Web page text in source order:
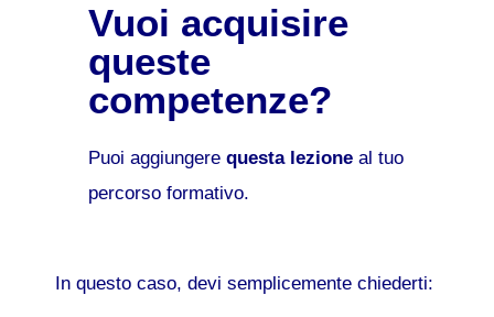
Vuoi acquisire
queste
competenze?
Puoi aggiungere questa lezione al tuo
percorso formativo.
In questo caso, devi semplicemente chiederti: